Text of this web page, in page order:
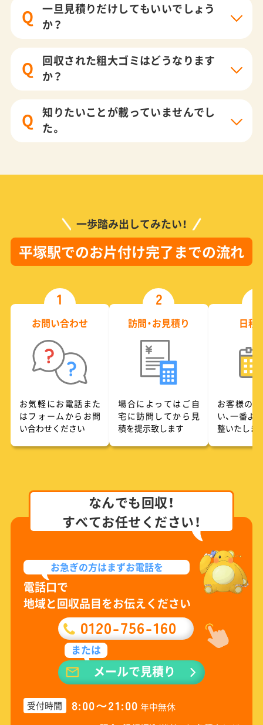
Q
一旦見積りだけしてもいいでしょう
か？
Q
回収された粗大ゴミはどうなります
か？
Q
知りたいことが載っていませんでし
た。
一歩踏み出してみたい！
平塚駅でのお片付け完了までの流れ
1
お問い合わせ
お気軽にお電話また
はフォームからお問
い合わせください
2
訪問・お見積り
場合によってはご自
宅に訪問してから見
積を提示致します
日程
お客様の
い、一番よ
整いたしま
なんでも回収！
すべてお任せください！
お急ぎの方はまずお電話を
電話口で
地域と回収品目をお伝えください
0120-756-160
または
メールで見積り
受付時間 8:00〜21:00 年中無休